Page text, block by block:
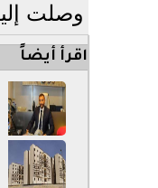
وصلت
اقرأ أيضاً